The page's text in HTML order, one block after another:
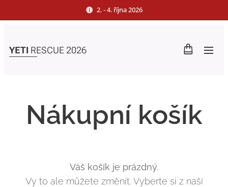
2. - 4. října 2026
YETI RESCUE 2026
Nákupní košík
Váš košík je prázdný.
Vy to ale můžete změnit. Vyberte si z naší